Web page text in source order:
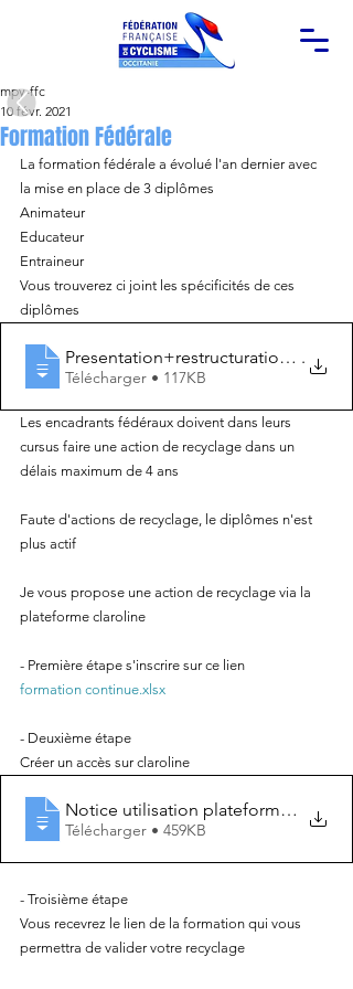
Formation Fédérale
mpy-ffc
10 févr. 2021
La formation fédérale a évolué l'an dernier avec
la mise en place de 3 diplômes
Animateur
Educateur
Entraineur
Vous trouverez ci joint les spécificités de ces
diplômes
.
Télécharger • 117KB
Les encadrants fédéraux doivent dans leurs
cursus faire une action de recyclage dans un
délais maximum de 4 ans
Faute d'actions de recyclage, le diplômes n'est
plus actif
Je vous propose une action de recyclage via la
plateforme claroline
- Première étape s'inscrire sur ce lien
formation continue.xlsx
- Deuxième étape
Créer un accès sur claroline
Notice utilisation plateforme
Télécharger • 459KB
- Troisième étape
Vous recevrez le lien de la formation qui vous
permettra de valider votre recyclage